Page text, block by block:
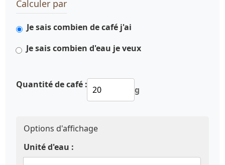
Calculer par
Je sais combien de café j'ai
Je sais combien d'eau je veux
Quantité de café : g
Options d'affichage
Unité d'eau :